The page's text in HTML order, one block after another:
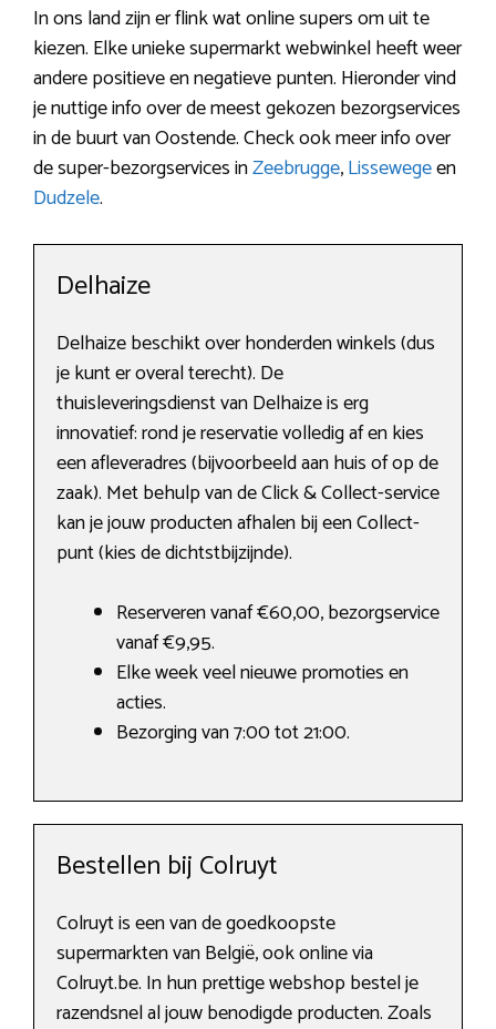
In ons land zijn er flink wat online supers om uit te
kiezen. Elke unieke supermarkt webwinkel heeft weer
andere positieve en negatieve punten. Hieronder vind
je nuttige info over de meest gekozen bezorgservices
in de buurt van Oostende. Check ook meer info over
de super-bezorgservices inZeebrugge,Lissewegeen
Dudzele.
Delhaize
Delhaize beschikt over honderden winkels (dus
je kunt er overal terecht). De
thuisleveringsdienst van Delhaize is erg
innovatief: rond je reservatie volledig af en kies
een afleveradres (bijvoorbeeld aan huis of op de
zaak). Met behulp van de Click & Collect-service
kan je jouw producten afhalen bij een Collect-
punt (kies de dichtstbijzijnde).
Reserveren vanaf €60,00, bezorgservice
vanaf €9,95.
Elke week veel nieuwe promoties en
acties.
Bezorging van 7:00 tot 21:00.
Bestellen bij Colruyt
Colruyt is een van de goedkoopste
supermarkten van België, ook online via
Colruyt.be. In hun prettige webshop bestel je
razendsnel al jouw benodigde producten. Zoals